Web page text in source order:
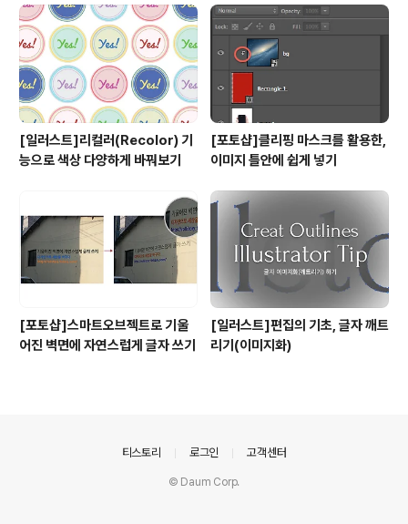
[일러스트]리컬러(Recolor) 기
능으로 색상 다양하게 바꿔보기
[포토샵]클리핑 마스크를 활용한,
이미지 틀안에 쉽게 넣기
[포토샵]스마트오브젝트로 기울
어진 벽면에 자연스럽게 글자 쓰기
[일러스트]편집의 기초, 글자 깨트
리기(이미지화)
티스토리 로그인 고객센터
© Daum Corp.